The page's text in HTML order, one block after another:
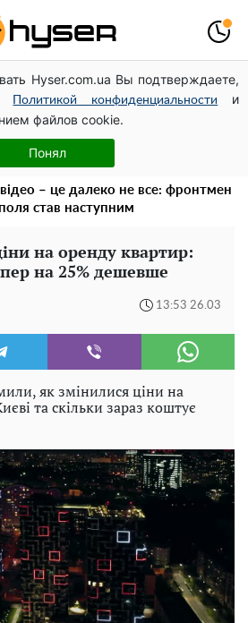
Hyser.com.ua Вы подтверждаете,
Политикой конфиденциальности
и
файлов cookie.
Понял
стати головною точкою
Києва
Конотопський вивів
бюджету через фіктивну фірму в
– це далеко не все: фронтмен
став наступним
на оренду квартир:
на 25% дешевше
13:53 26.03
як змінилися ціни на
та скільки зараз коштує